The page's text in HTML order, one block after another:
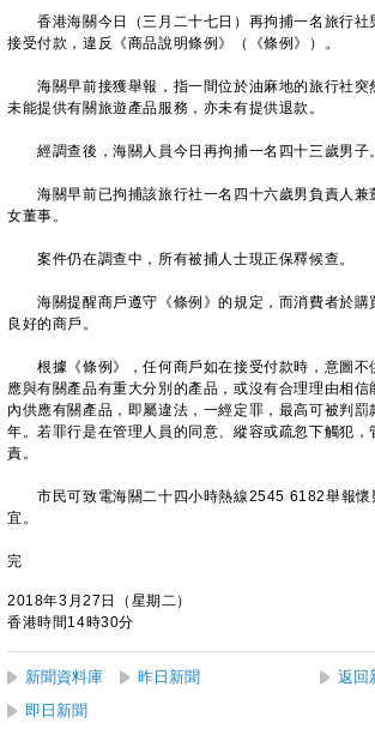
香港海關今日（三月二十七日）再拘捕一名旅行社
接受付款，違反《商品說明條例》（《條例》）。
海關早前接獲舉報，指一間位於油麻地的旅行社突
未能提供有關旅遊產品服務，亦未有提供退款。
經調查後，海關人員今日再拘捕一名四十三歲男子。
海關早前已拘捕該旅行社一名四十六歲男負責人兼
女董事。
案件仍在調查中，所有被捕人士現正保釋候查。
海關提醒商戶遵守《條例》的規定，而消費者於購
良好的商戶。
根據《條例》，任何商戶如在接受付款時，意圖不
應與有關產品有重大分別的產品，或沒有合理理由相信
內供應有關產品，即屬違法，一經定罪，最高可被判罰
年。若罪行是在管理人員的同意、縱容或疏忽下觸犯，
責。
市民可致電海關二十四小時熱線2545 6182舉報懷
宜。
完
2018年3月27日（星期二）
香港時間14時30分
新聞資料庫 昨日新聞 返回
即日新聞